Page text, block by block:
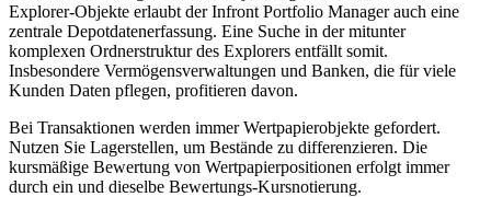
Explorer-Objekte erlaubt der Infront Portfolio Manager auch eine
zentrale Depotdatenerfassung. Eine Suche in der mitunter
komplexen Ordnerstruktur des Explorers entfällt somit.
Insbesondere Vermögensverwaltungen und Banken, die für viele
Kunden Daten pflegen, profitieren davon.
Bei Transaktionen werden immer Wertpapierobjekte gefordert.
Nutzen Sie Lagerstellen, um Bestände zu differenzieren. Die
kursmäßige Bewertung von Wertpapierpositionen erfolgt immer
durch ein und dieselbe Bewertungs-Kursnotierung.